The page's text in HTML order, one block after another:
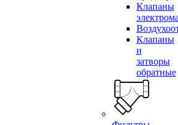
Клапаны
Клапаны
и
затворы
обратные